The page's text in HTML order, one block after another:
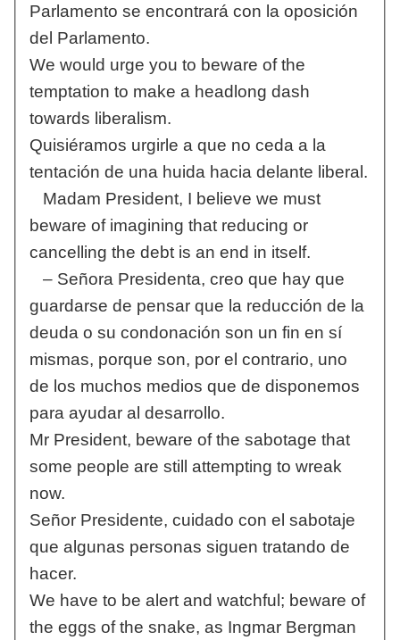
Parlamento se encontrará con la oposición
del Parlamento.
We would urge you to beware of the
temptation to make a headlong dash
towards liberalism.
Quisiéramos urgirle a que no ceda a la
tentación de una huida hacia delante liberal.
Madam President, I believe we must
beware of imagining that reducing or
cancelling the debt is an end in itself.
– Señora Presidenta, creo que hay que
guardarse de pensar que la reducción de la
deuda o su condonación son un fin en sí
mismas, porque son, por el contrario, uno
de los muchos medios que de disponemos
para ayudar al desarrollo.
Mr President, beware of the sabotage that
some people are still attempting to wreak
now.
Señor Presidente, cuidado con el sabotaje
que algunas personas siguen tratando de
hacer.
We have to be alert and watchful; beware of
the eggs of the snake, as Ingmar Bergman